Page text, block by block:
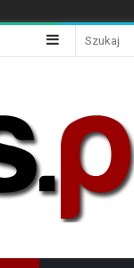
Sidebar